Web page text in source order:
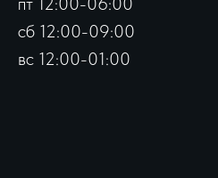
сб 12:00-09:00
вс 12:00-01:00